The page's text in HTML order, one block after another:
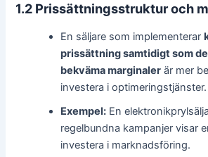
1.2 Prissättningsstruktur och
En säljare som implementerar
prissättning samtidigt som
bekväma marginaler är mer
investera i optimeringstjänster.
Exempel: En
regelbundna kampanjer visar
investera i marknadsföring.